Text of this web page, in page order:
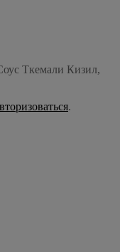
Ткемали Кизил,
.